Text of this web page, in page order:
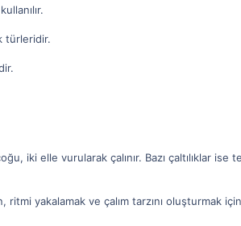
türleridir.
iki elle vurularak çalınır. Bazı çaltılıklar ise
ritmi yakalamak ve çalım tarzını oluşturmak